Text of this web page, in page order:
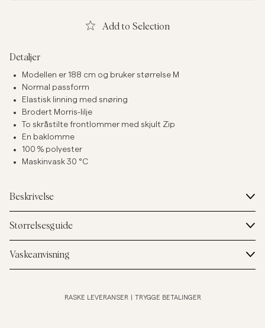
Add to Selection
Detaljer
Modellen er 188 cm og bruker størrelse M
Normal passform
Elastisk linning med snøring
Brodert Morris-lilje
To skråstilte frontlommer med skjult Zip
En baklomme
100 % polyester
Maskinvask 30 °C
Beskrivelse
Størrelsesguide
Vaskeanvisning
RASKE LEVERANSER TRYGGE BETALINGER